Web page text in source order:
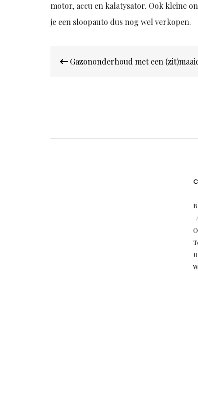
motor, accu en kalatysator. Ook kleine
je een sloopauto dus nog wel verkopen.
navigatie
Gazononderhoud met een